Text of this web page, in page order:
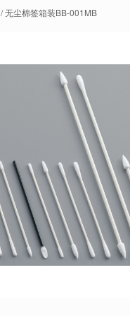
/ 无尘棉签箱装BB-001MB